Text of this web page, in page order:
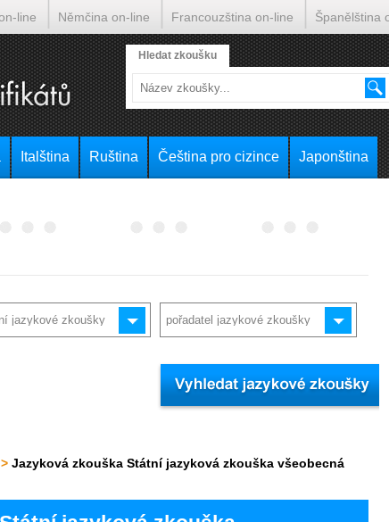
line Němčina on-line Francouzština on-line Španělština
Hledat zkoušku
Italština Ruština Čeština pro cizince Japonština
> Jazyková zkouška Státní jazyková zkouška všeobecná